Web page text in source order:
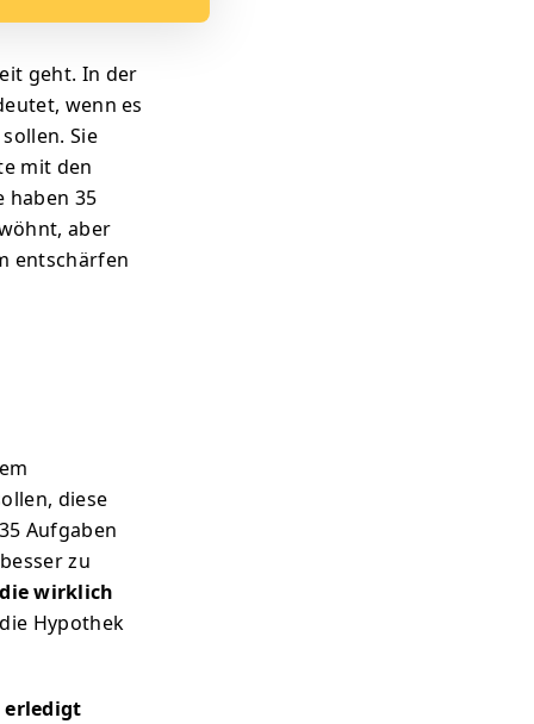
geht. In der
wenn es
Sie
mit den
haben 35
aber
entschärfen
diese
Aufgaben
zu
wirklich
Hypothek
erledigt